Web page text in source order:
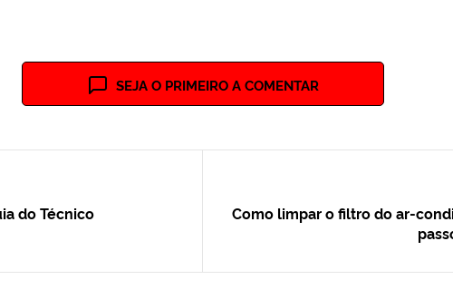
SEJA O PRIMEIRO A COMENTAR
do Técnico
Como limpar o filtro do ar-